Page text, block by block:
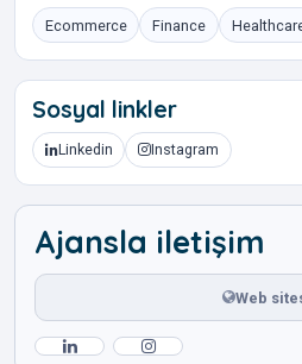
Ecommerce Finance
Sosyal linkler
Linkedin Instagram
Ajansla iletişim
Web